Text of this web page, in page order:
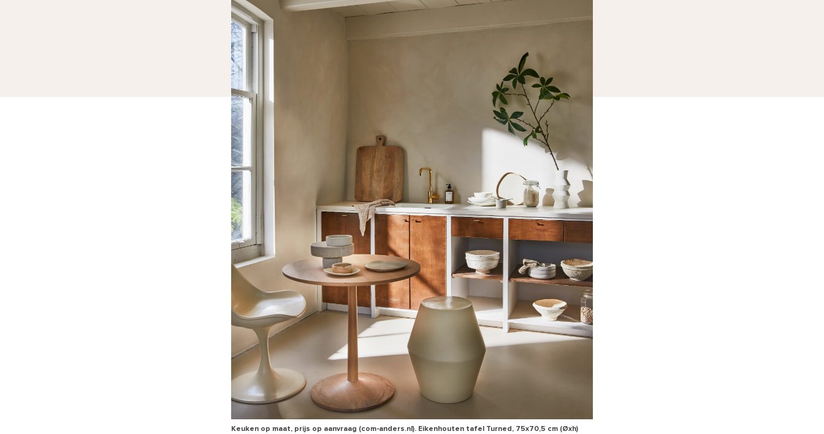
Keuken op maat, prijs op aanvraag (com-anders.nl). Eikenhouten tafel Turned, 75x70,5 cm (Øxh)